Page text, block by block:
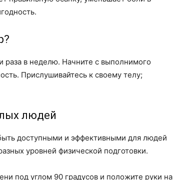
раза в неделю. Начните с выполнимого
Прислушивайтесь к своему телу;
людей
доступными и эффективными для людей
уровней физической подготовки.
под углом 90 градусов и положите руки на